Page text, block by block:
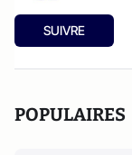
SUIVRE
POPULAIRES